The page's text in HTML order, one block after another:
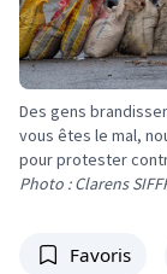
Des gens
vous êtes le mal,
pour protester
Photo : Clarens
Favoris